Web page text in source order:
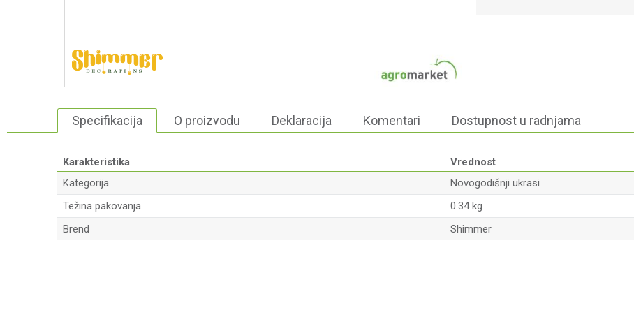
Specifikacija O proizvodu Deklaracija Komentari Dostupnost u radnjama
Karakteristika
Vrednost
Kategorija
Novogodišnji ukrasi
Težina pakovanja
0.34 kg
Brend
Shimmer